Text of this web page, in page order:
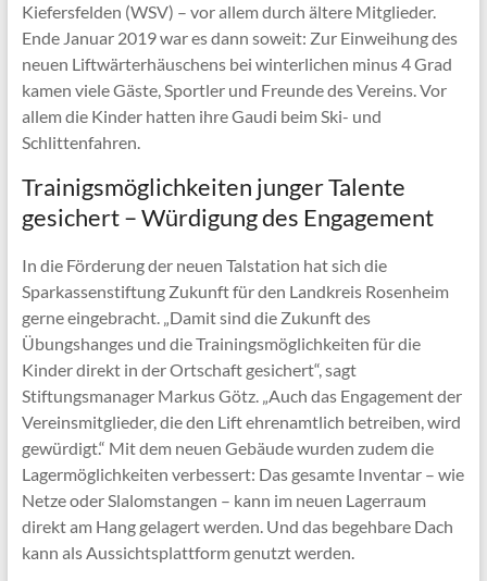
Kiefersfelden (WSV) – vor allem durch ältere Mitglieder.
Ende Januar 2019 war es dann soweit: Zur Einweihung des
neuen Liftwärterhäuschens bei winterlichen minus 4 Grad
kamen viele Gäste, Sportler und Freunde des Vereins. Vor
allem die Kinder hatten ihre Gaudi beim Ski- und
Schlittenfahren.
Trainigsmöglichkeiten junger Talente
gesichert – Würdigung des Engagement
In die Förderung der neuen Talstation hat sich die
Sparkassenstiftung Zukunft für den Landkreis Rosenheim
gerne eingebracht. „Damit sind die Zukunft des
Übungshanges und die Trainingsmöglichkeiten für die
Kinder direkt in der Ortschaft gesichert“, sagt
Stiftungsmanager Markus Götz. „Auch das Engagement der
Vereinsmitglieder, die den Lift ehrenamtlich betreiben, wird
gewürdigt.“ Mit dem neuen Gebäude wurden zudem die
Lagermöglichkeiten verbessert: Das gesamte Inventar – wie
Netze oder Slalomstangen – kann im neuen Lagerraum
direkt am Hang gelagert werden. Und das begehbare Dach
kann als Aussichtsplattform genutzt werden.